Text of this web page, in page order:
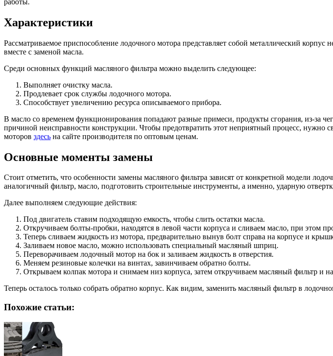
Характеристики
Рассматриваемое приспособление лодочного мотора представляет собой металлический
вместе с заменой масла.
Среди основных функций масляного фильтра можно выделить следующее:
Выполняет очистку масла.
Продлевает срок службы лодочного мотора.
Способствует увеличению ресурса описываемого прибора.
В масло со временем функционирования попадают разные примеси, продукты сгорания, из-за
причиной неисправности конструкции. Чтобы предотвратить этот неприятный процесс, нужно
моторов здесь на сайте производителя по оптовым ценам.
Основные моменты замены
Стоит отметить, что особенности замены масляного фильтра зависят от конкретной модели
аналогичный фильтр, масло, подготовить строительные инструменты, а именно, ударную
Далее выполняем следующие действия:
Под двигатель ставим подходящую емкость, чтобы слить остатки масла.
Откручиваем болты-пробки, находятся в левой части корпуса и сливаем масло, при этом
Теперь сливаем жидкость из мотора, предварительно вынув болт справа на корпусе и
Заливаем новое масло, можно использовать специальный масляный шприц.
Переворачиваем лодочный мотор на бок и заливаем жидкость в отверстия.
Меняем резиновые колечки на винтах, завинчиваем обратно болты.
Открываем колпак мотора и снимаем низ корпуса, затем откручиваем масляный фильтр и
Теперь осталось только собрать обратно корпус. Как видим, заменить масляный фильтр в
Похожие статьи: